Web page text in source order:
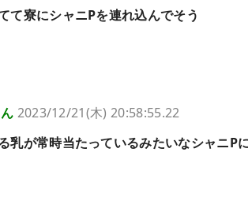
て寮にシャニPを連れ込んでそう
2023/12/21(木) 20:58:55.22
乳が常時当たっているみたいなシャニP